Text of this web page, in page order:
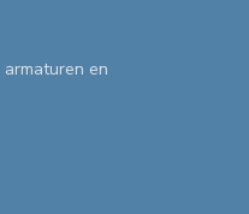
en